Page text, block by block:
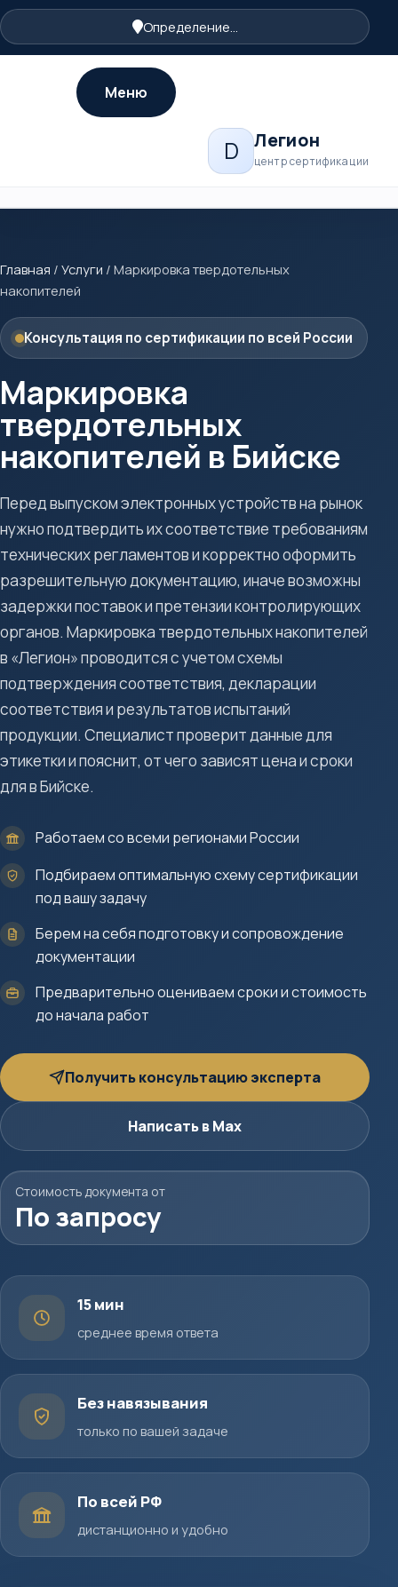
Определение...
D Легион
центр сертификации
Меню
Главная / Услуги / Маркировка твердотельных
накопителей
Консультация по сертификации по всей России
Маркировка
твердотельных
накопителей в Бийске
Перед выпуском электронных устройств на рынок
нужно подтвердить их соответствие требованиям
технических регламентов и корректно оформить
разрешительную документацию, иначе возможны
задержки поставок и претензии контролирующих
органов. Маркировка твердотельных накопителей
в «Легион» проводится с учетом схемы
подтверждения соответствия, декларации
соответствия и результатов испытаний
продукции. Специалист проверит данные для
этикетки и пояснит, от чего зависят цена и сроки
для в Бийске.
Работаем со всеми регионами России
Подбираем оптимальную схему сертификации
под вашу задачу
Берем на себя подготовку и сопровождение
документации
Предварительно оцениваем сроки и стоимость
до начала работ
Получить консультацию эксперта
Написать в Max
Стоимость документа от
По запросу
15 мин
среднее время ответа
Без навязывания
только по вашей задаче
По всей РФ
дистанционно и удобно